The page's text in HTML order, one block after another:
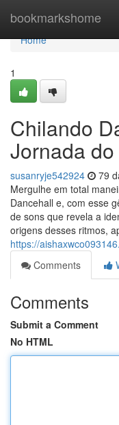
bookmarkshome
Home
Home
1
Chilando
Jornada do
susanryje542924 79
Mergulhe em total
Dancehall e, com esse
de sons que revela a
origens desses ritmos,
https://
Comments
Comments
Submit a Comment
No HTML